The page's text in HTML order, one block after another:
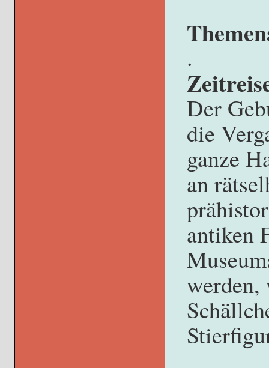
.
Der
die
ganze
an
antiken
werden,